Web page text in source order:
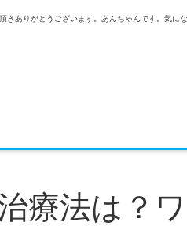
きありがとうございます。あんちゃんです。気に
療法は？